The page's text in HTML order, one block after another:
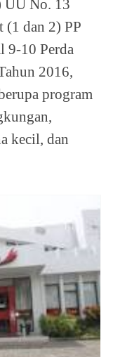
UU No. 13
(1 dan 2) PP
9-10 Perda
2016,
program
kecil, dan